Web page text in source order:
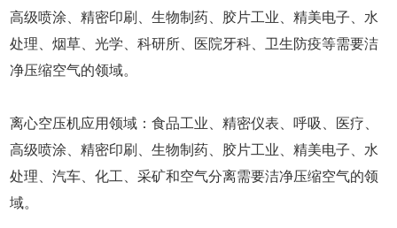
高级喷涂、精密印刷、生物制药、胶片工业、精美电子、水
处理、烟草、光学、科研所、医院牙科、卫生防疫等需要洁
净压缩空气的领域。
离心空压机应用领域：食品工业、精密仪表、呼吸、医疗、
高级喷涂、精密印刷、生物制药、胶片工业、精美电子、水
处理、汽车、化工、采矿和空气分离需要洁净压缩空气的领
域。